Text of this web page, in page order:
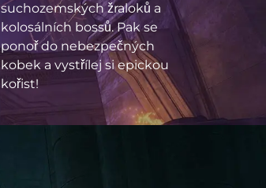
suchozemských žraloků a
kolosálních bossů. Pak se
ponoř do nebezpečných
kobek a vystřílej si epickou
kořist!